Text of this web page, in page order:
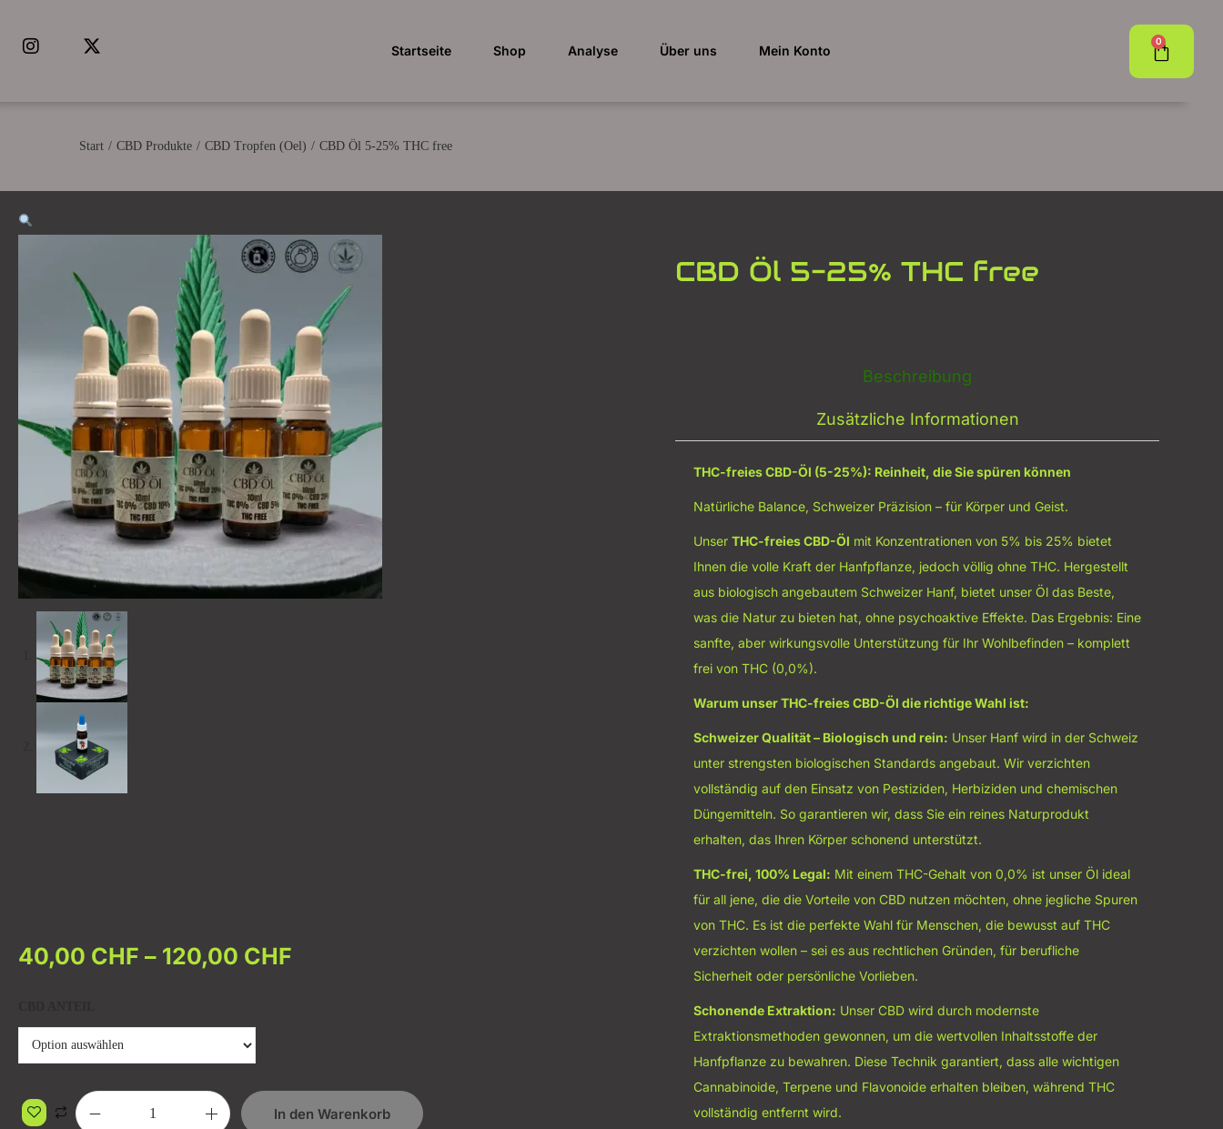
Startseite Shop Analyse Über uns Mein Konto
0
Start / CBD Produkte / CBD Tropfen (Oel) / CBD Öl 5-25% THC free
40,00 CHF – 120,00 CHF
In den Warenkorb
CBD Öl 5-25% THC free
Beschreibung
Zusätzliche Informationen
THC-freies CBD-Öl (5-25%): Reinheit, die Sie spüren können
Natürliche Balance, Schweizer Präzision – für Körper und Geist.
Unser THC-freies CBD-Öl mit Konzentrationen von 5% bis 25% bietet
Ihnen die volle Kraft der Hanfpflanze, jedoch völlig ohne THC. Hergestellt
aus biologisch angebautem Schweizer Hanf, bietet unser Öl das Beste,
was die Natur zu bieten hat, ohne psychoaktive Effekte. Das Ergebnis: Eine
sanfte, aber wirkungsvolle Unterstützung für Ihr Wohlbefinden – komplett
frei von THC (0,0%).
Warum unser THC-freies CBD-Öl die richtige Wahl ist:
Schweizer Qualität – Biologisch und rein: Unser Hanf wird in der Schweiz
unter strengsten biologischen Standards angebaut. Wir verzichten
vollständig auf den Einsatz von Pestiziden, Herbiziden und chemischen
Düngemitteln. So garantieren wir, dass Sie ein reines Naturprodukt
erhalten, das Ihren Körper schonend unterstützt.
THC-frei, 100% Legal: Mit einem THC-Gehalt von 0,0% ist unser Öl ideal
für all jene, die die Vorteile von CBD nutzen möchten, ohne jegliche Spuren
von THC. Es ist die perfekte Wahl für Menschen, die bewusst auf THC
verzichten wollen – sei es aus rechtlichen Gründen, für berufliche
Sicherheit oder persönliche Vorlieben.
Schonende Extraktion: Unser CBD wird durch modernste
Extraktionsmethoden gewonnen, um die wertvollen Inhaltsstoffe der
Hanfpflanze zu bewahren. Diese Technik garantiert, dass alle wichtigen
Cannabinoide, Terpene und Flavonoide erhalten bleiben, während THC
vollständig entfernt wird.